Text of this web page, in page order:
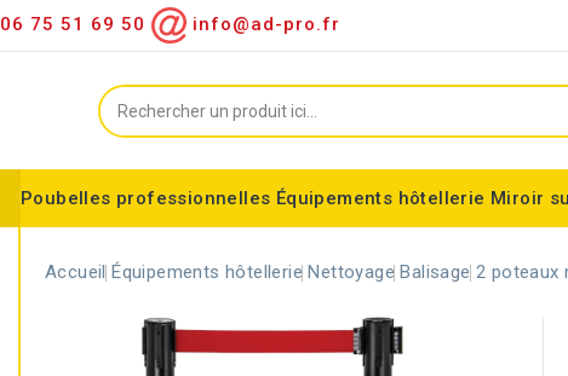
06 75 51 69 50 info@ad-pro.fr
Poubelles professionnelles Équipements hôtellerie Miroir
Accueil Équipements hôtellerie Nettoyage Balisage 2 poteaux